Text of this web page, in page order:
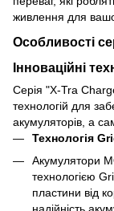
живлення для
Особливості
Інноваційні
Серія "X-Tra
технологій для
акумуляторів, а
Технологія
Акумулятори
технологією
пластини від